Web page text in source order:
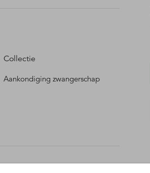
Collectie
Aankondiging zwangerschap